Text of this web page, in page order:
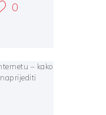
0